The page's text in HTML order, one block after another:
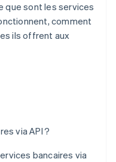
que sont les services
comment
ils offrent aux
via API ?
bancaires via